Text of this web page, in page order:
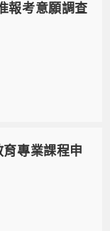
報考意願調查
育專業課程申